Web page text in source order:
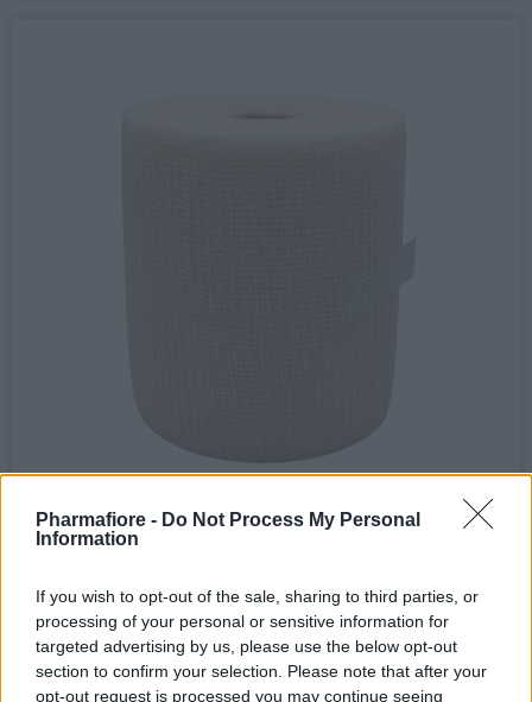
Pharmafiore - Do Not Process My Personal
Information
If you wish to opt-out of the sale, sharing to third parties, or
processing of your personal or sensitive information for
targeted advertising by us, please use the below opt-out
section to confirm your selection. Please note that after your
opt-out request is processed you may continue seeing
Bendaggi, Garze e Medicazioni > Bendaggi
Benda elastica coesiva - 10cm x 20mt -